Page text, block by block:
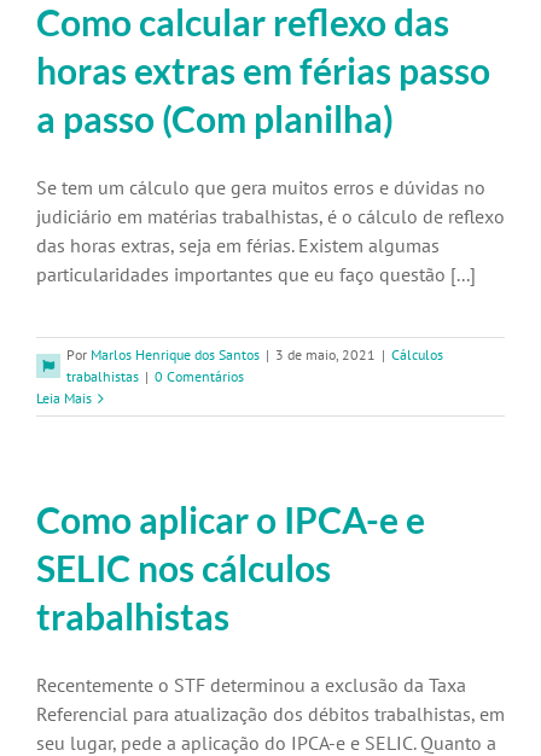
Como calcular reflexo das
horas extras em férias passo
a passo (Com planilha)
Se tem um cálculo que gera muitos erros e dúvidas no
judiciário em matérias trabalhistas, é o cálculo de reflexo
das horas extras, seja em férias. Existem algumas
particularidades importantes que eu faço questão [...]
Por Marlos Henrique dos Santos | 3 de maio, 2021 | Cálculos
trabalhistas | 0 Comentários
Leia Mais
Como aplicar o IPCA-e e
SELIC nos cálculos
trabalhistas
Recentemente o STF determinou a exclusão da Taxa
Referencial para atualização dos débitos trabalhistas, em
seu lugar, pede a aplicação do IPCA-e e SELIC. Quanto a